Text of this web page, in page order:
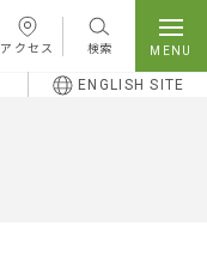
アクセス 検索
ENGLISH SITE